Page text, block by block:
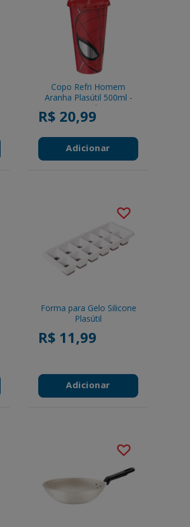
Copo Refri Homem
Aranha Plasútil 500ml -
Sortido
R$ 20,99
Adicionar
Forma para Gelo Silicone
Plasútil
R$ 11,99
Adicionar